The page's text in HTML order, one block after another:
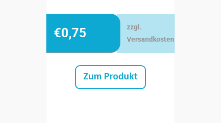
€0,75
zzgl.
Versandkosten
Zum Produkt